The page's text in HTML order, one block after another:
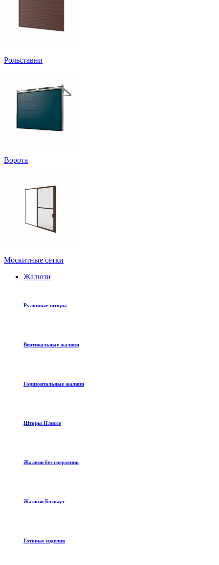
Рольставни
Ворота
Москитные сетки
Жалюзи
Рулонные шторы
Вертикальные жалюзи
Горизонтальные жалюзи
Шторы Плиссе
Жалюзи без сверления
Жалюзи Блэкаут
Готовые изделия